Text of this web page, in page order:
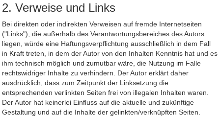
2. Verweise und Links
Bei direkten oder indirekten Verweisen auf fremde Internetseiten
("Links"), die außerhalb des Verantwortungsbereiches des Autors
liegen, würde eine Haftungsverpflichtung ausschließlich in dem Fall
in Kraft treten, in dem der Autor von den Inhalten Kenntnis hat und es
ihm technisch möglich und zumutbar wäre, die Nutzung im Falle
rechtswidriger Inhalte zu verhindern. Der Autor erklärt daher
ausdrücklich, dass zum Zeitpunkt der Linksetzung die
entsprechenden verlinkten Seiten frei von illegalen Inhalten waren.
Der Autor hat keinerlei Einfluss auf die aktuelle und zukünftige
Gestaltung und auf die Inhalte der gelinkten/verknüpften Seiten.